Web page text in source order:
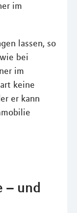
im
lassen, so
bei
im
keine
er kann
– und